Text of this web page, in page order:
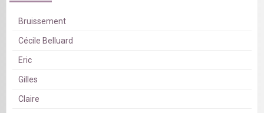
Bruissement
Cécile Belluard
Eric
Gilles
Claire